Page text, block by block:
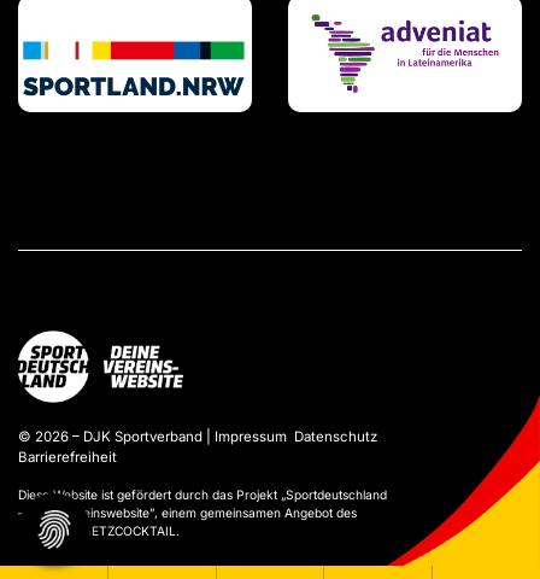
© 2026 – DJK Sportverband | Impressum Datenschutz
Barrierefreiheit
Diese Website ist gefördert durch das Projekt „Sportdeutschland
– Deine Vereinswebsite”, einem gemeinsamen Angebot des
DOSB und NETZCOCKTAIL.